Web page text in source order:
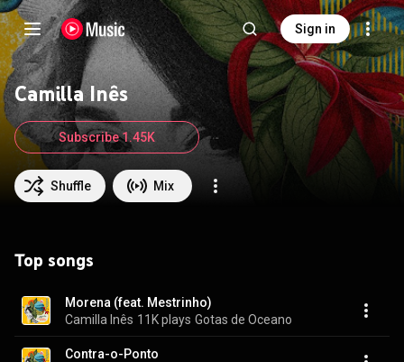
Sign in
Camilla Inês
Shuffle Mix
Subscribe 1.45K
Top songs
Morena (feat. Mestrinho)
Camilla Inês 11K plays Gotas de Oceano
Contra-o-Ponto